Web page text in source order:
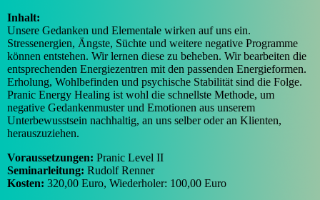
Inhalt:
Unsere Gedanken und Elementale wirken auf uns ein.
Stressenergien, Ängste, Süchte und weitere negative Programme
können entstehen. Wir lernen diese zu beheben. Wir bearbeiten die
entsprechenden Energiezentren mit den passenden Energieformen.
Erholung, Wohlbefinden und psychische Stabilität sind die Folge.
Pranic Energy Healing ist wohl die schnellste Methode, um
negative Gedankenmuster und Emotionen aus unserem
Unterbewusstsein nachhaltig, an uns selber oder an Klienten,
herauszuziehen.
Voraussetzungen: Pranic Level II
Seminarleitung: Rudolf Renner
Kosten: 320,00 Euro, Wiederholer: 100,00 Euro